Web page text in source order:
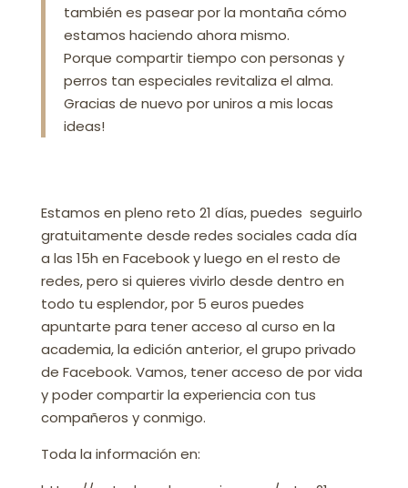
también es pasear por la montaña cómo
estamos haciendo ahora mismo.
Porque compartir tiempo con personas y
perros tan especiales revitaliza el alma.
Gracias de nuevo por uniros a mis locas
ideas!
Estamos en pleno reto 21 días, puedes seguirlo
gratuitamente desde redes sociales cada día
a las 15h en Facebook y luego en el resto de
redes, pero si quieres vivirlo desde dentro en
todo tu esplendor, por 5 euros puedes
apuntarte para tener acceso al curso en la
academia, la edición anterior, el grupo privado
de Facebook. Vamos, tener acceso de por vida
y poder compartir la experiencia con tus
compañeros y conmigo.
Toda la información en: